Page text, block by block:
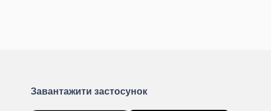
Завантажити застосунок